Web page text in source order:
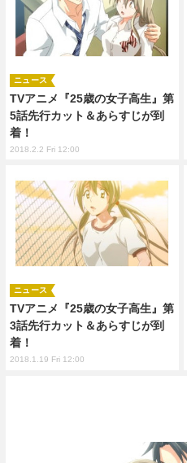
TVアニメ『25歳の女子高生』第
5話先行カット＆あらすじが到
着！
ニュース
2018.2.2 Fri 12:00
TVアニメ『25歳の女子高生』第
3話先行カット＆あらすじが到
着！
ニュース
2018.1.19 Fri 12:00